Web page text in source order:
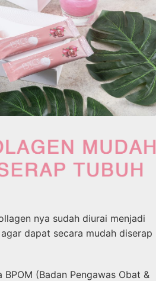
nya sudah diurai menjadi
dapat secara mudah diserap
(Badan Pengawas Obat &